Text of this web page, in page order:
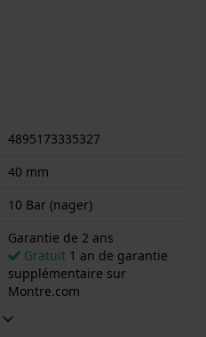
4895173335327
40 mm
10 Bar (nager)
Garantie de 2 ans
Gratuit 1 an de garantie
supplémentaire sur
Montre.com